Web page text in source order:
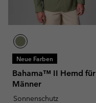
Neue Farben
Bahama™ II Hemd für
Männer
Sonnenschutz